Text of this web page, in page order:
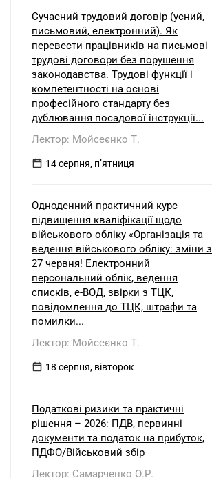
Сучасний трудовий договір (усний,
письмовий, електронний). Як
перевести працівників на письмові
трудові договори без порушення
законодавства. Трудові функції і
компетентності на основі
професійного стандарту без
дублювання посадової інструкції...
Лектор: Мойсеєнко Т.
14 серпня, пʼятниця
Одноденний практичний курс
підвищення кваліфікації щодо
військового обліку «Організація та
ведення військового обліку: зміни з
27 червня! Електронний
персональний облік, ведення
списків, е-ВОД, звірки з ТЦК,
повідомлення до ТЦК, штрафи та
помилки...
Лектор: Мойсеєнко Т.
18 серпня, вівторок
Податкові ризики та практичні
рішення – 2026: ПДВ, первинні
документи та податок на прибуток,
ПДФО/Військовий збір
Лектор: Самарченко О.Р.